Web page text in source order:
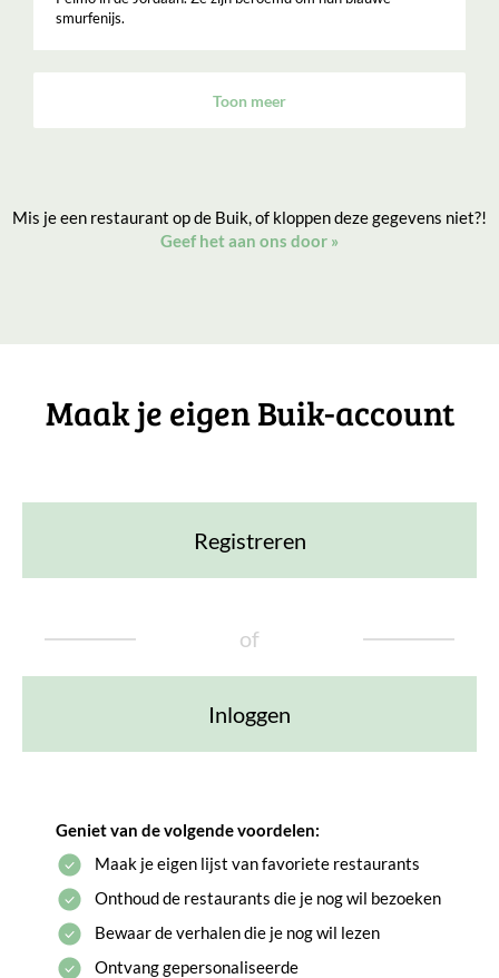
smurfenijs.
Toon meer
Mis je een restaurant op de Buik, of kloppen deze gegevens niet?!
Geef het aan ons door »
Maak je eigen Buik-account
Registreren
of
Inloggen
Geniet van de volgende voordelen:
Maak je eigen lijst van favoriete restaurants
Onthoud de restaurants die je nog wil bezoeken
Bewaar de verhalen die je nog wil lezen
Ontvang gepersonaliseerde